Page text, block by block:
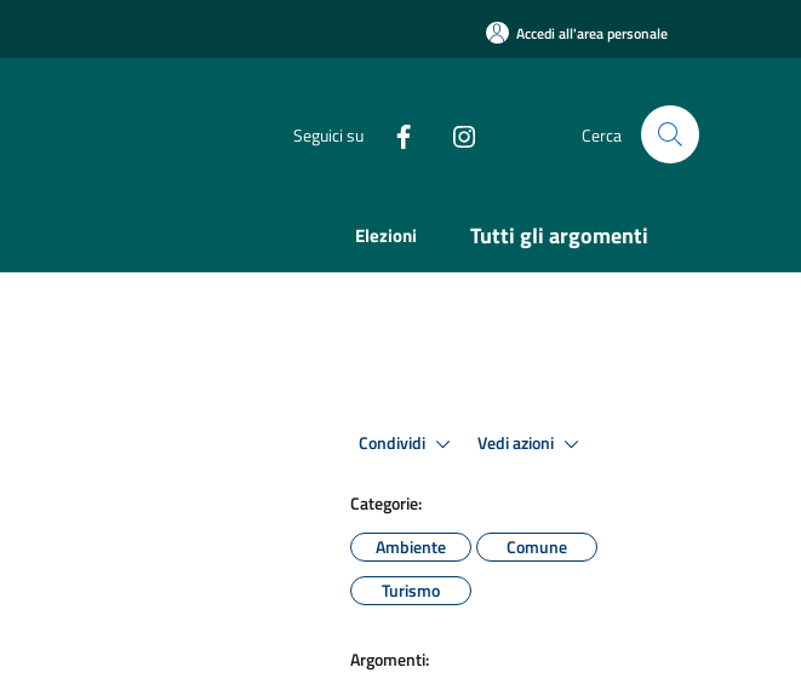
Accedi all'area personale
Seguici su Cerca
Elezioni Tutti gli argomenti
Condividi Vedi azioni
Categorie:
Ambiente
Comune
Turismo
Argomenti: